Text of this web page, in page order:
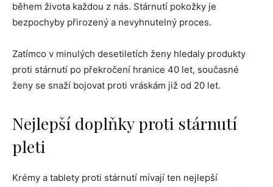
během života každou z nás. Stárnutí pokožky je
bezpochyby přirozený a nevyhnutelný proces.
Zatímco v minulých desetiletích ženy hledaly produkty
proti stárnutí po překročení hranice 40 let, současné
ženy se snaží bojovat proti vráskám již od 20 let.
Nejlepší doplňky proti stárnutí
pleti
Krémy a tablety proti stárnutí mívají ten nejlepší